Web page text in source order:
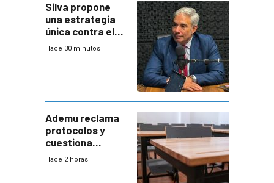
Silva propone
una estrategia
única contra el
narcotráfico y
Hace 30 minutos
Ademu reclama
protocolos y
cuestiona
demora de
Hace 2 horas